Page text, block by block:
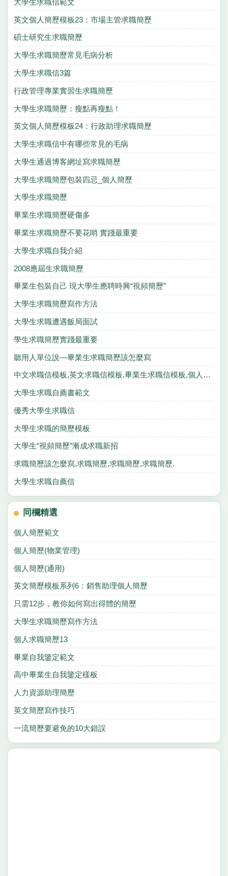
英文個人簡歷模板23：市場主管求職簡歷
碩士研究生求職簡歷
大學生求職簡歷常見毛病分析
大學生求職信3篇
行政管理專業實習生求職簡歷
大學生求職簡歷：瘦點再瘦點！
英文個人簡歷模板24：行政助理求職簡歷
大學生求職信中有哪些常見的毛病
大學生通過博客網址寫求職簡歷
大學生求職簡歷包裝四忌_個人簡歷
大學生求職簡歷
畢業生求職簡歷硬傷多
畢業生求職簡歷不要花哨 實踐最重要
大學生求職自我介紹
2008應屆生求職簡歷
畢業生包裝自己 現大學生應聘時興“視頻簡歷”
大學生求職簡歷寫作方法
大學生求職遭遇飯局面試
學生求職簡歷實踐最重要
聽用人單位說—畢業生求職簡歷該怎麼寫
中文求職信模板,英文求職信模板,畢業生求職信模板,個人求職信模板
大學生求職自薦書範文
優秀大學生求職信
大學生求職的簡歷模板
大學生“視頻簡歷”漸成求職新招
求職簡歷該怎麼寫,求職簡歷,求職簡歷,求職簡歷.
大學生求職自薦信
同欄精選
個人簡歷範文
個人簡歷(物業管理)
個人簡歷(通用)
英文簡歷模板系列6：銷售助理個人簡歷
只需12步，教你如何寫出得體的簡歷
大學生求職簡歷寫作方法
個人求職簡歷13
畢業自我鑒定範文
高中畢業生自我鑒定樣板
人力資源助理簡歷
英文簡歷寫作技巧
一流簡歷要避免的10大錯誤